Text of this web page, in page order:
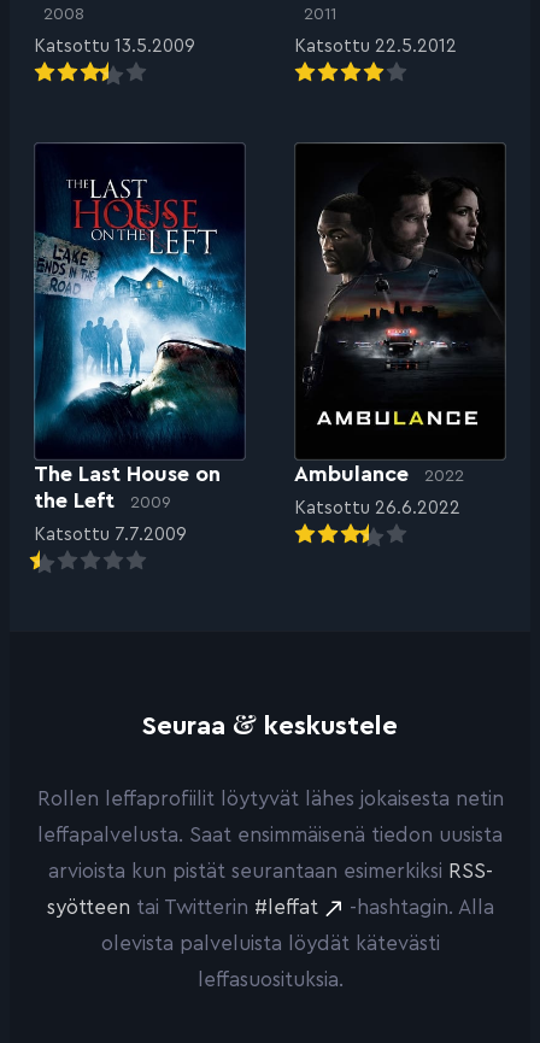
2008
Katsottu 13.5.2009
2011
Katsottu 22.5.2012
The Last House on
the Left
2009
Katsottu 7.7.2009
Ambulance 2022
Katsottu 26.6.2022
Seuraa & keskustele
Rollen leffaprofiilit löytyvät lähes jokaisesta netin
leffapalvelusta. Saat ensimmäisenä tiedon uusista
arvioista kun pistät seurantaan esimerkiksi RSS-
syötteen tai Twitterin #leffat
-hashtagin. Alla
olevista palveluista löydät kätevästi
leffasuosituksia.